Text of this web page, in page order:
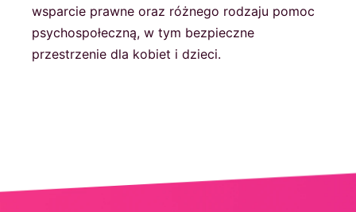
wsparcie prawne oraz różnego rodzaju pomoc
psychospołeczną, w tym bezpieczne
przestrzenie dla kobiet i dzieci.